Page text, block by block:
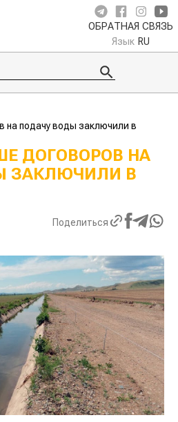
ОБРАТНАЯ СВЯЗЬ
Язык RU
на подачу воды заключили в
ДОГОВОРОВ НА
ЗАКЛЮЧИЛИ В
Поделиться